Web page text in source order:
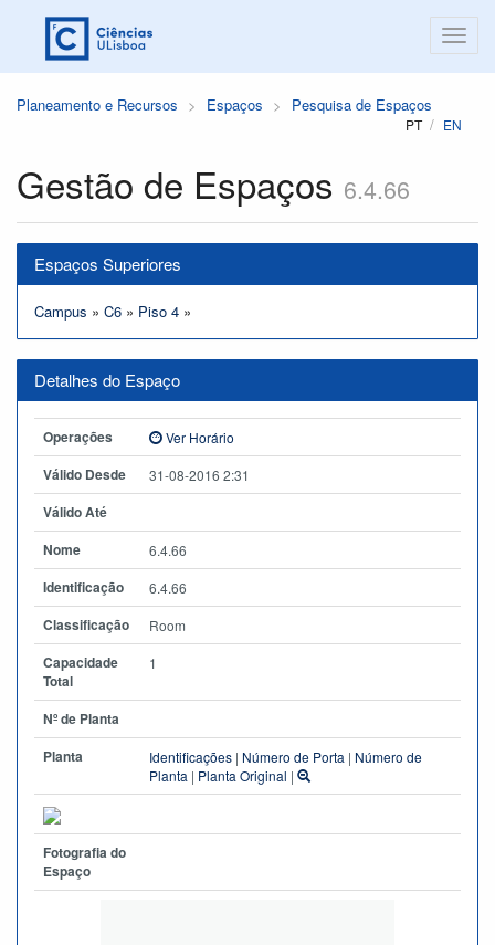
Planeamento e Recursos Espaços Pesquisa de Espaços
PT EN
Gestão de Espaços 6.4.66
Espaços Superiores
Campus » C6 » Piso 4 »
Detalhes do Espaço
Operações Ver Horário
Válido Desde 31-08-2016 2:31
Válido Até
Nome
6.4.66
Identificação 6.4.66
Classificação Room
Capacidade
Total
1
Nº de Planta
Planta
Identificações | Número de Porta | Número de
Planta | Planta Original |
Fotografia do
Espaço